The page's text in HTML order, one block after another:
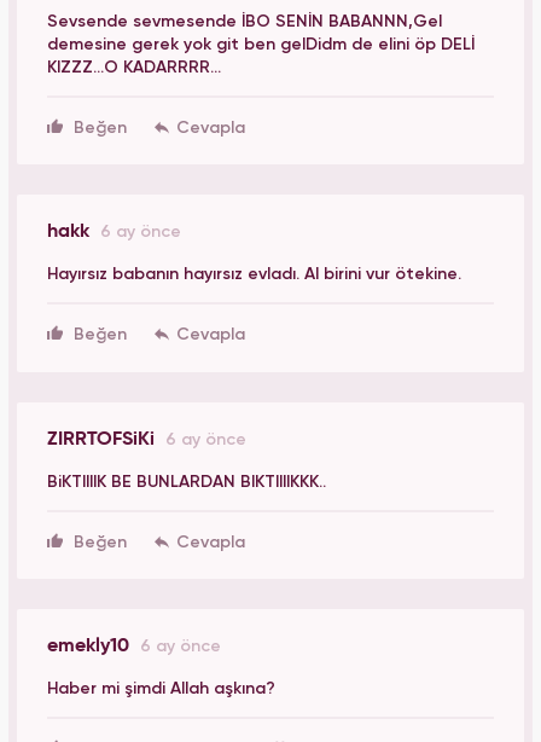
Sevsende sevmesende İBO SENİN BABANNN,Gel
demesine gerek yok git ben gelDidm de elini öp DELİ
KIZZZ...O KADARRRR...
Beğen
hakk 6 ay önce
Hayırsız babanın hayırsız evladı. Al birini vur ötekine.
Beğen
ZIRRTOFSiKi 6 ay önce
BiKTIIIIK BE BUNLARDAN BIKTIIIIKKK..
Beğen
emekly10 6 ay önce
Haber mi şimdi Allah aşkına?